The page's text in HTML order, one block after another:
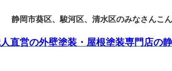
静岡市葵区、駿河区、清水区のみなさんこん
直営の外壁塗装・屋根塗装専門店の